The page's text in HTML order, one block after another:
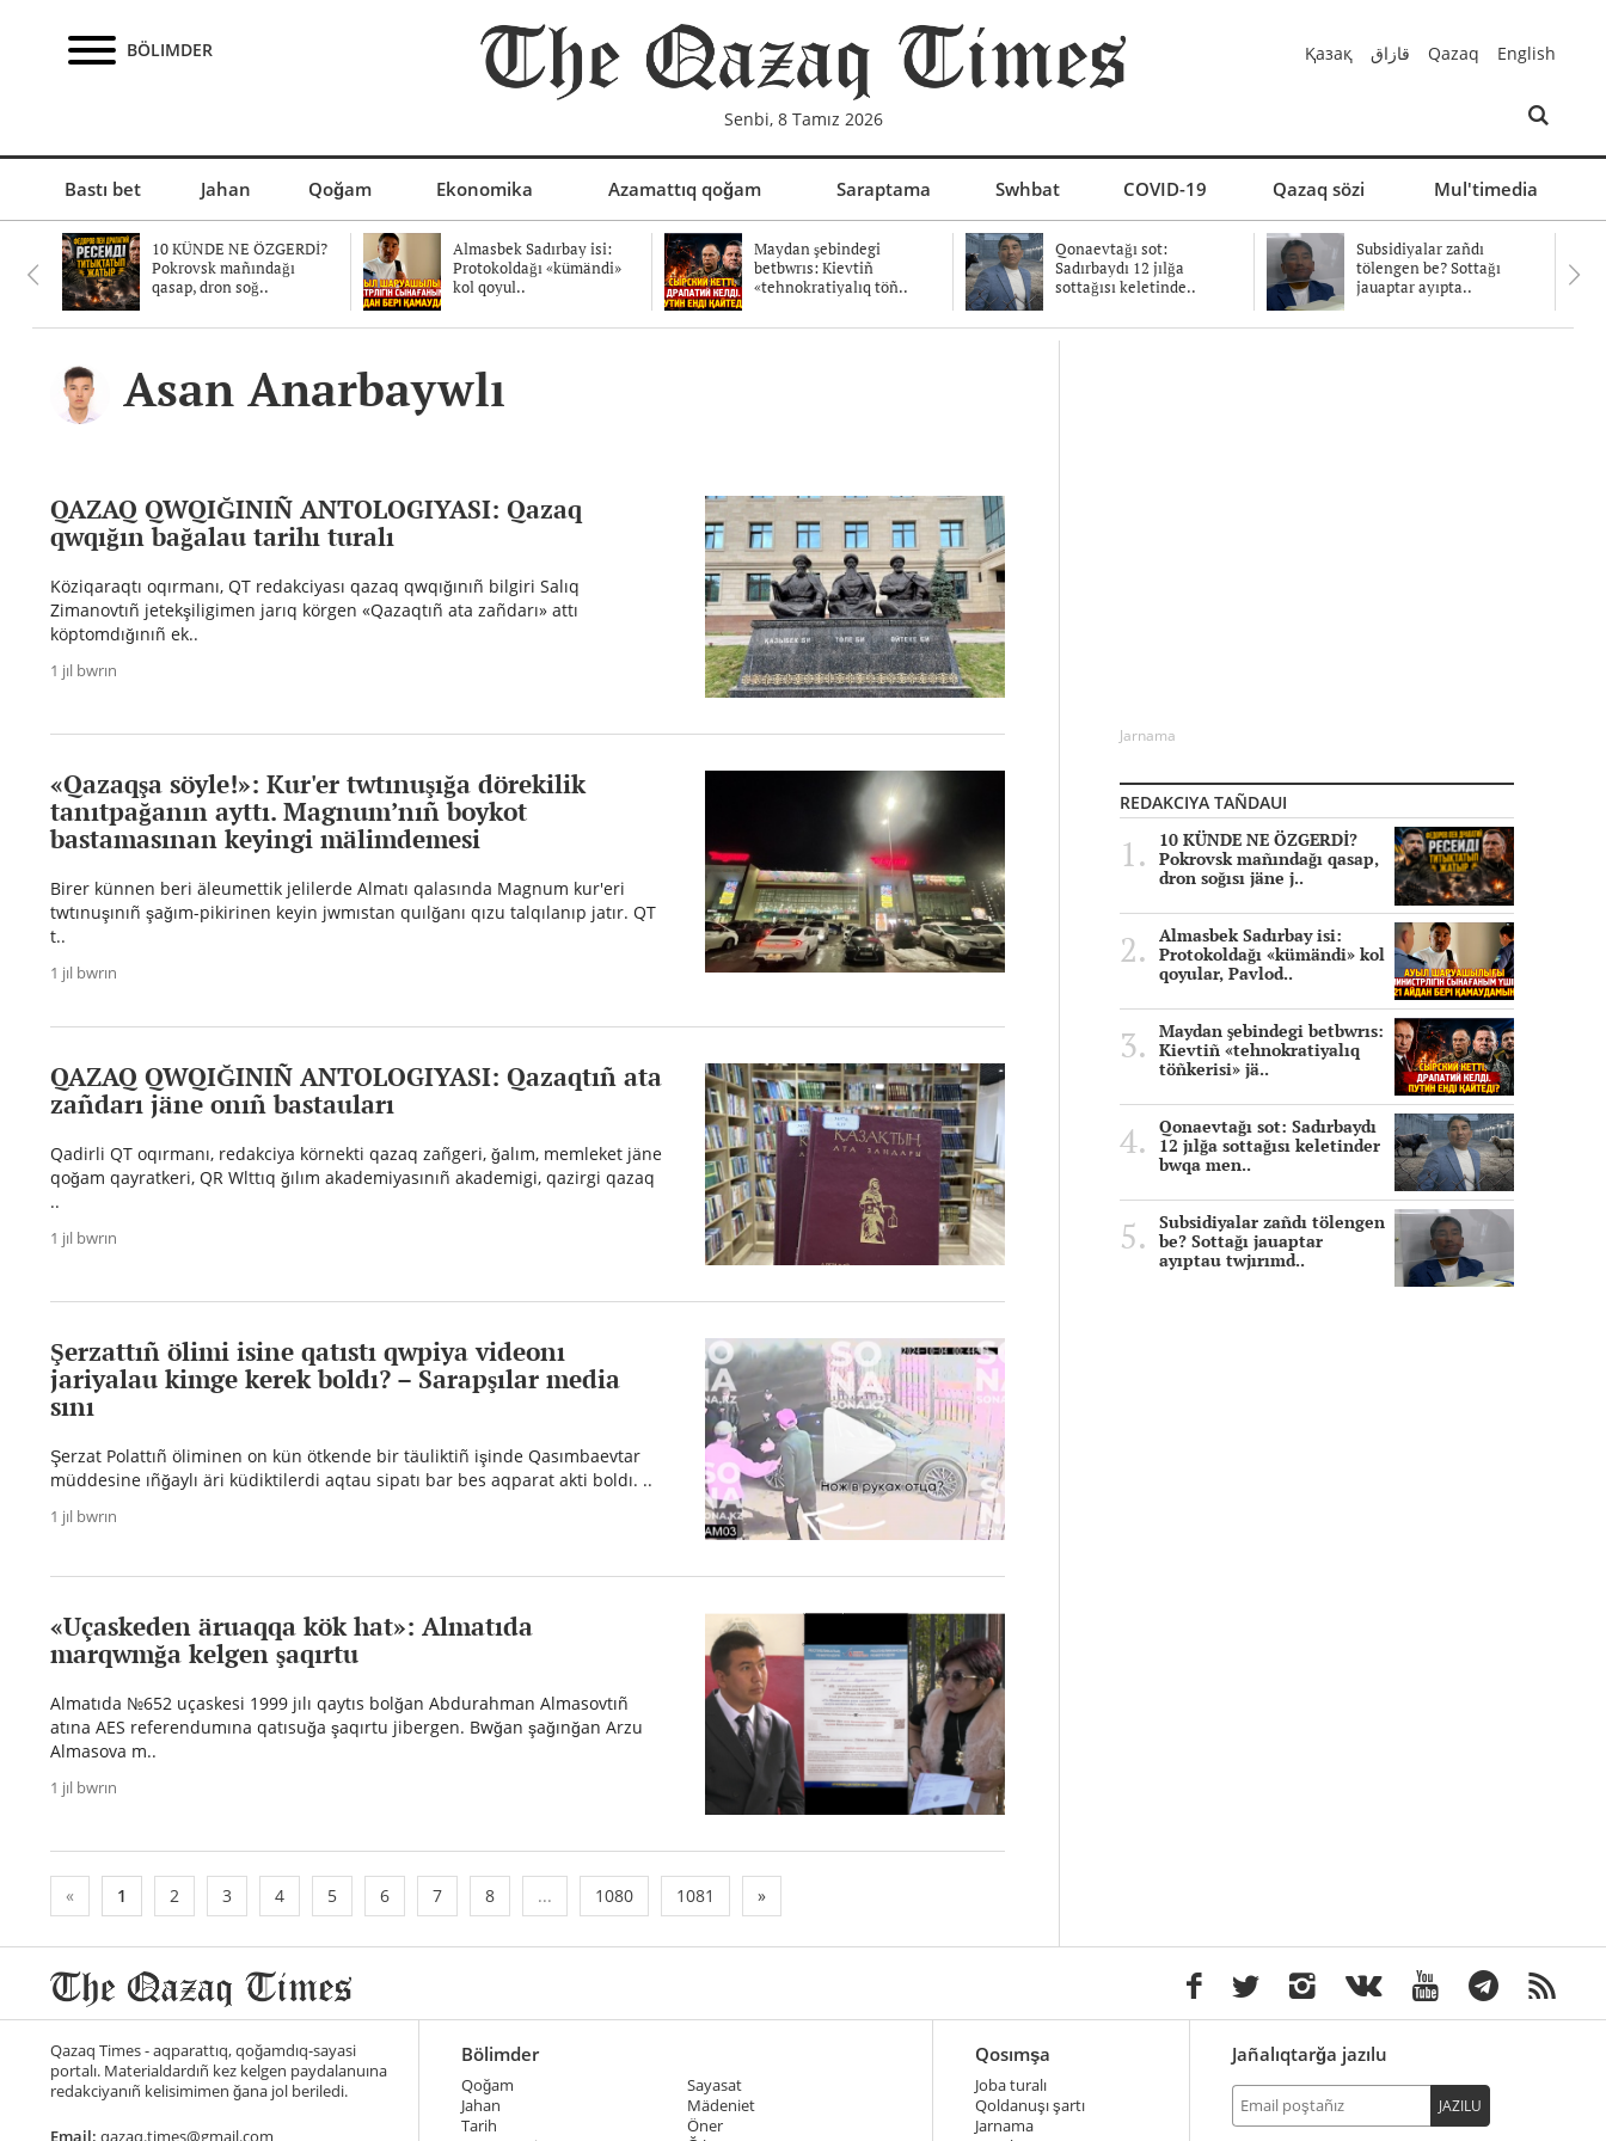
BÖLIMDER
Senbi, 8 Tamız 2026
Қазақ قازاق Qazaq English
Bastı bet Jahan Qoğam Ekonomika Azamattıq qoğam Saraptama Swhbat COVID-19 Qazaq sözi Mul'timedia
10 KÜNDE NE ÖZGERDİ?
Pokrovsk mañındağı
qasap, dron soğ..
Almasbek Sadırbay isi:
Protokoldağı «kümändi»
kol qoyul..
Maydan şebindegi
betbwrıs: Kievtiñ
«tehnokratiyalıq töñ..
Qonaevtağı sot:
Sadırbaydı 12 jılğa
sottağısı keletinde..
Subsidiyalar zañdı
tölengen be? Sottağı
jauaptar ayıpta..
Asan Anarbaywlı
QAZAQ QWQIĞINIÑ ANTOLOGIYASI: Qazaq
qwqığın bağalau tarihı turalı
Köziqaraqtı oqırmanı, QT redakciyası qazaq qwqığınıñ bilgiri Salıq
Zimanovtıñ jetekşiligimen jarıq körgen «Qazaqtıñ ata zañdarı» attı
köptomdığınıñ ek..
1 jıl bwrın
«Qazaqşa söyle!»: Kur'er twtınuşığa dörekilik
tanıtpağanın ayttı. Magnum’nıñ boykot
bastamasınan keyingi mälimdemesi
Birer künnen beri äleumettik jelilerde Almatı qalasında Magnum kur'eri
twtınuşınıñ şağım-pikirinen keyin jwmıstan quılğanı qızu talqılanıp jatır. QT
t..
1 jıl bwrın
QAZAQ QWQIĞINIÑ ANTOLOGIYASI: Qazaqtıñ ata
zañdarı jäne onıñ bastauları
Qadirli QT oqırmanı, redakciya körnekti qazaq zañgeri, ğalım, memleket jäne
qoğam qayratkeri, QR Wlttıq ğılım akademiyasınıñ akademigi, qazirgi qazaq
..
1 jıl bwrın
Şerzattıñ ölimi isine qatıstı qwpiya videonı
jariyalau kimge kerek boldı? – Sarapşılar media
sını
Şerzat Polattıñ öliminen on kün ötkende bir täuliktiñ işinde Qasımbaevtar
müddesine ıñğaylı äri küdiktilerdi aqtau sipatı bar bes aqparat akti boldı. ..
1 jıl bwrın
«Uçaskeden äruaqqa kök hat»: Almatıda
marqwmğa kelgen şaqırtu
Almatıda №652 uçaskesi 1999 jılı qaytıs bolğan Abdurahman Almasovtıñ
atına AES referendumına qatısuğa şaqırtu jibergen. Bwğan şağınğan Arzu
Almasova m..
1 jıl bwrın
« 1 2 3 4 5 6 7 8 ... 1080 1081 »
Jarnama
REDAKCIYA TAÑDAUI
10 KÜNDE NE ÖZGERDİ?
Pokrovsk mañındağı qasap,
dron soğısı jäne j..
Almasbek Sadırbay isi:
Protokoldağı «kümändi» kol
qoyular, Pavlod..
Maydan şebindegi betbwrıs:
Kievtiñ «tehnokratiyalıq
töñkerisi» jä..
Qonaevtağı sot: Sadırbaydı
12 jılğa sottağısı keletinder
bwqa men..
Subsidiyalar zañdı tölengen
be? Sottağı jauaptar
ayıptau twjırımd..
Qazaq Times - aqparattıq, qoğamdıq-sayasi
portalı. Materialdardıñ kez kelgen paydalanuına
redakciyanıñ kelisimimen ğana jol beriledi.
Bölimder
Qoğam
Jahan
Tarih
Sayasat
Mädeniet
Öner
Qosımşa
Joba turalı
Qoldanuşı şartı
Jarnama
Jañalıqtarğa jazılu
JAZILU